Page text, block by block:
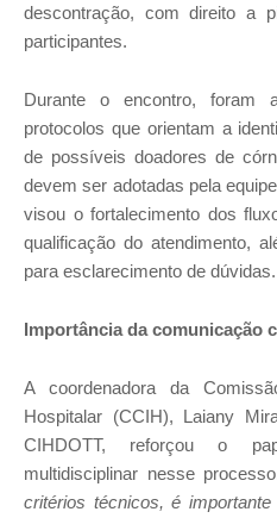
descontração, com direito a
participantes.
Durante o encontro, foram
protocolos que orientam a
de possíveis doadores de
devem ser adotadas pela
visou o fortalecimento dos
qualificação do atendimento,
para esclarecimento de dúvidas.
Importância da comunicação
A coordenadora da
Hospitalar (CCIH), Laiany
CIHDOTT, reforçou o
multidisciplinar nesse
critérios técnicos, é